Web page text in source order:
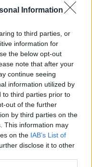
Information
to third parties, or
information for
the below opt-out
note that after your
continue seeing
information utilized by
to third parties prior to
out of the further
by third parties on the
This information may
on the IAB’s List of
disclose it to other
fogom utoljára
példány, a többit